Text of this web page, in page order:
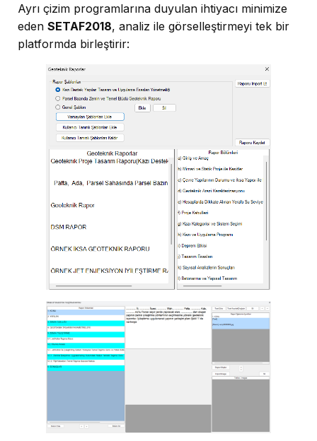
Ayrı çizim programlarına duyulan ihtiyacı minimize
eden SETAF2018, analiz ile görselleştirmeyi tek bir
platformda birleştirir: